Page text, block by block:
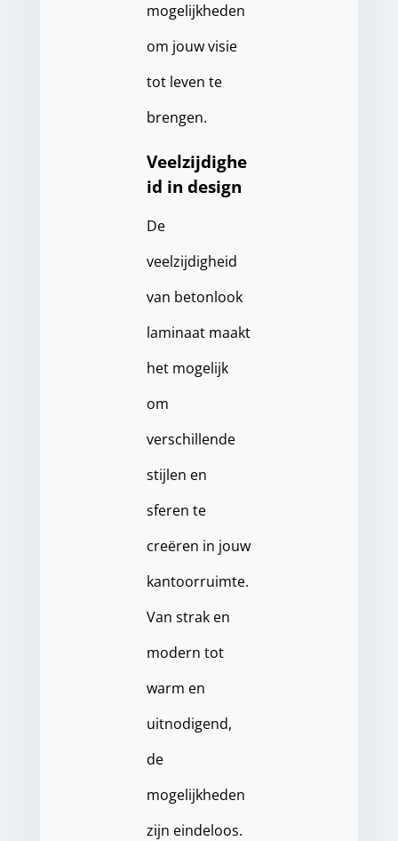
mogelijkheden
om jouw visie
tot leven te
brengen.
Veelzijdighe
id in design
De
veelzijdigheid
van betonlook
laminaat maakt
het mogelijk
om
verschillende
stijlen en
sferen te
creëren in jouw
kantoorruimte.
Van strak en
modern tot
warm en
uitnodigend,
de
mogelijkheden
zijn eindeloos.